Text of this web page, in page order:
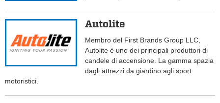
Autolite
Membro del First Brands Group LLC,
Autolite è uno dei principali produttori di
candele di accensione. La gamma spazia
dagli attrezzi da giardino agli sport
motoristici.